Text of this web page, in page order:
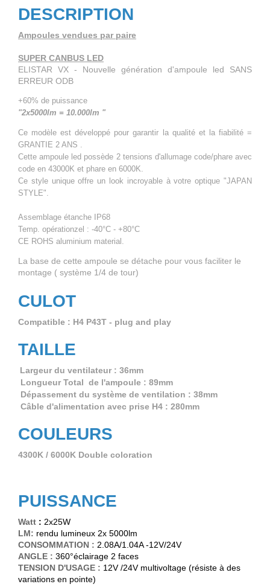
DESCRIPTION
Ampoules vendues par paire
SUPER CANBUS LED
ELISTAR VX - Nouvelle génération
d'ampoule led SANS
ERREUR ODB
+60% de puissance
"2x5000lm = 10.000lm "
Ce modèle est développé pour garantir la qualité et la fiabilité =
GRANTIE 2 ANS .
Cette ampoule led possède 2 tensions d'allumage code/phare avec
code en 43000K et phare en 6000K.
Ce style unique offre un look incroyable à votre optique "JAPAN
STYLE".
Assemblage étanche IP68
​Temp. opérationzel : -40°C - +80°C
CE ROHS aluminium material.
La base de cette ampoule se détache pour vous faciliter le
montage ( système 1/4 de tour)
CULOT
Compatible : H4 P43T - plug and play
TAILLE
Largeur du ventilateur : 36mm
Longueur Total de l'ampoule : 89mm
Dépassement du système de ventilation : 38mm
Câble d'alimentation avec prise H4 : 280mm
COULEURS
4300K / 6000K Double coloration
PUISSANCE
Watt : 2x25W
LM: rendu lumineux 2x 5000lm
CONSOMMATION : 2.08A/1.04A -12V/24V
ANGLE : 360°éclairage 2 faces
TENSION D'USAGE : 12V /24V multivoltage (résiste à des
variations en pointe)